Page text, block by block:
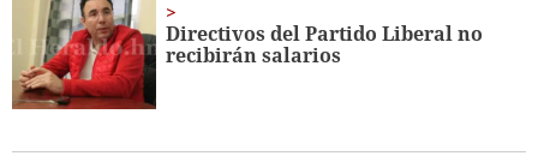
Directivos del Partido Liberal no
recibirán salarios